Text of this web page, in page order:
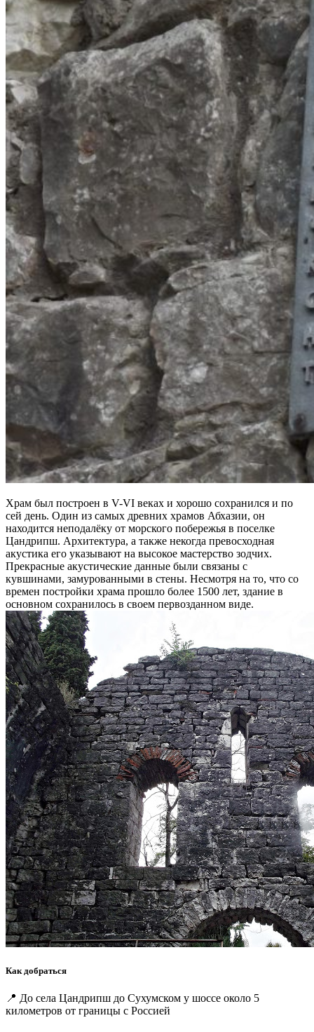
Храм был построен в V-VI веках и хорошо сохранился и по
сей день. Один из самых древних храмов Абхазии, он
находится неподалёку от морского побережья в поселке
Цандрипш. Архитектура, а также некогда превосходная
акустика его указывают на высокое мастерство зодчих.
Прекрасные акустические данные были связаны с
кувшинами, замурованными в стены. Несмотря на то, что со
времен постройки храма прошло более 1500 лет, здание в
основном сохранилось в своем первозданном виде.
Как добраться
📍 До села Цандрипш до Сухумском у шоссе около 5
километров от границы с Россией